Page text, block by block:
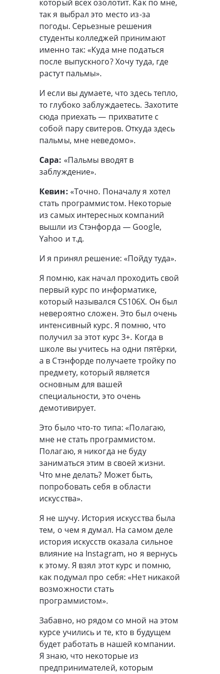
который всех озолотит. Как по мне,
так я выбрал это место из-за
погоды. Серьезные решения
студенты колледжей принимают
именно так: «Куда мне податься
после выпускного? Хочу туда, где
растут пальмы».
И если вы думаете, что здесь тепло,
то глубоко заблуждаетесь. Захотите
сюда приехать — прихватите с
собой пару свитеров. Откуда здесь
пальмы, мне неведомо».
Сара: «Пальмы вводят в
заблуждение».
Кевин: «Точно. Поначалу я хотел
стать программистом. Некоторые
из самых интересных компаний
вышли из Стэнфорда — Google,
Yahoo и т.д.
И я принял решение: «Пойду туда».
Я помню, как начал проходить свой
первый курс по информатике,
который назывался CS106X. Он был
невероятно сложен. Это был очень
интенсивный курс. Я помню, что
получил за этот курс 3+. Когда в
школе вы учитесь на одни пятёрки,
а в Стэнфорде получаете тройку по
предмету, который является
основным для вашей
специальности, это очень
демотивирует.
Это было что-то типа: «Полагаю,
мне не стать программистом.
Полагаю, я никогда не буду
заниматься этим в своей жизни.
Что мне делать? Может быть,
попробовать себя в области
искусства».
Я не шучу. История искусства была
тем, о чем я думал. На самом деле
история искусств оказала сильное
влияние на Instagram, но я вернусь
к этому. Я взял этот курс и помню,
как подумал про себя: «Нет никакой
возможности стать
программистом».
Забавно, но рядом со мной на этом
курсе учились и те, кто в будущем
будет работать в нашей компании.
Я знаю, что некоторые из
предпринимателей, которым